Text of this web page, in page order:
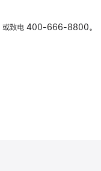
或致电400-666-8800。